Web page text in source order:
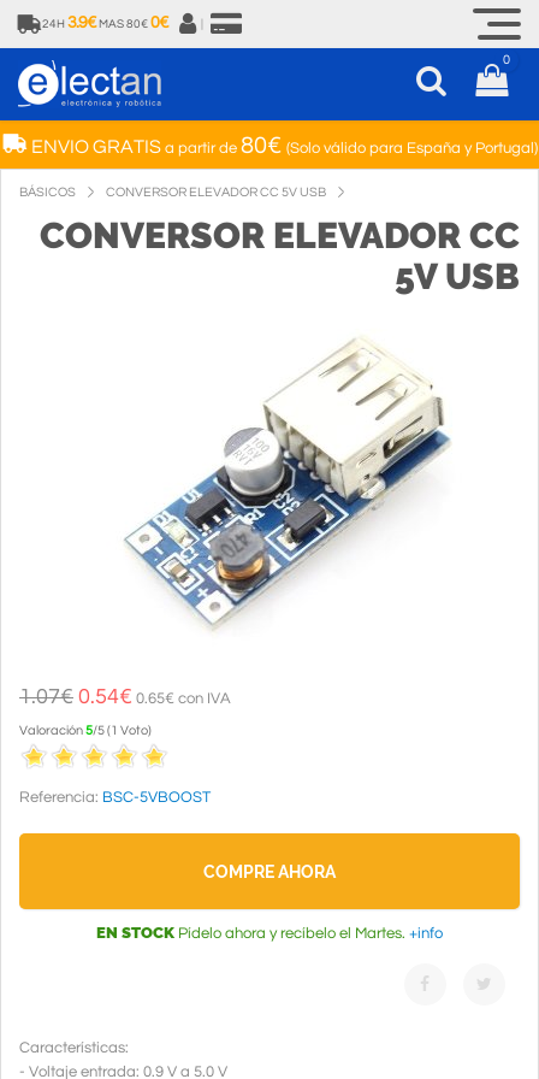
24H 3.9€ MAS 80€ 0€
0
ENVIO GRATISa partir de 80€ (Solo válido para España y Portugal)
BÁSICOS CONVERSOR ELEVADOR CC 5V USB
CONVERSOR ELEVADOR CC
5V USB
1.07€ 0.54€ 0.65€ con IVA
Valoración5/5(1 Voto)
Referencia: BSC-5VBOOST
COMPRE AHORA
EN STOCK Pídelo ahora y recíbelo el Martes. +info
Características:
- Voltaje entrada: 0.9 V a 5.0 V